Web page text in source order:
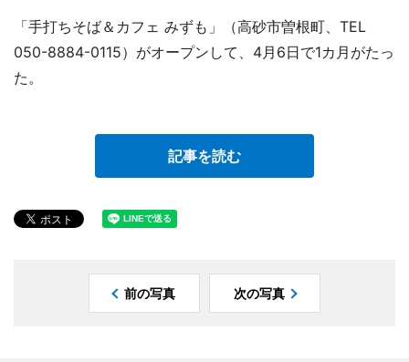
「手打ちそば＆カフェ みずも」（高砂市曽根町、TEL
050-8884-0115）がオープンして、4月6日で1カ月がたっ
た。
記事を読む
前の写真 次の写真